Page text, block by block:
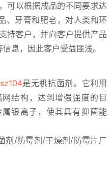
可以根据成品的不同要求达
、牙膏和肥皂，对人类和环
持客户，并向客户提供产品
息，因此客户受益匪浅。
是无机抗菌剂。它利用
结构，达到增强强度的目
银离子，使其具有抑菌能